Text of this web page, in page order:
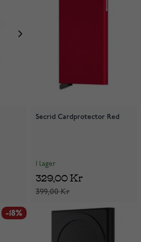
Secrid Cardprotector Red
I lager
399,00 Kr
329,00 Kr
-18%